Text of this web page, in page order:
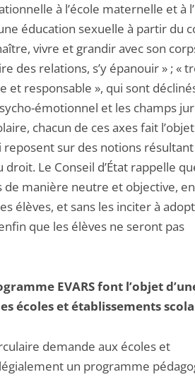
à l’école maternelle et à
éducation sexuelle à partir du
vivre et grandir avec son
des relations, s’y épanouir » ; «
et responsable », qui sont
émotionnel et les champs
chacun de ces axes fait
sur des notions
droit. Le Conseil d’État rappelle
manière neutre et objective, en
élèves, et sans les inciter à
que les élèves ne seront pas
EVARS font l’objet
écoles et établissements
demande aux écoles et
un programme